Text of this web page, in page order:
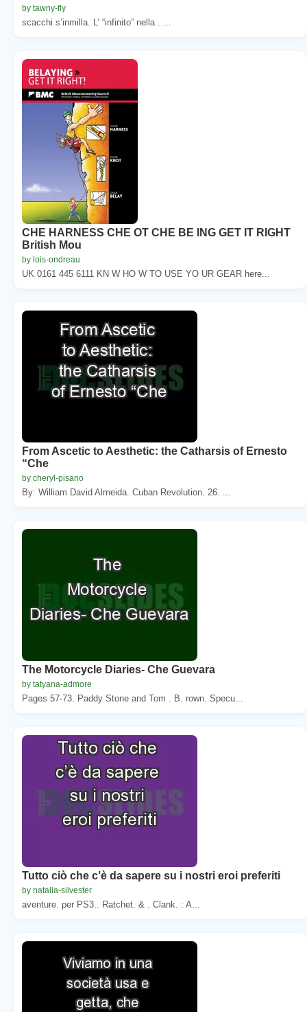
by tawny-fly
scacchi s’inmilla. L’ “infinito” nella . ...
CHE HARNESS CHE OT CHE BE ING GET IT RIGHT
British Mou
by lois-ondreau
UK 0161 445 6111 KN W HO W TO USE YO UR GEAR here...
From Ascetic to Aesthetic: the Catharsis of Ernesto
“Che
by cheryl-pisano
By: William David Almeida. Cuban Revolution. 26. ...
The Motorcycle Diaries- Che Guevara
by tatyana-admore
Pages 57-73. Paddy Stone and Tom . B. rown. Specu...
Tutto ciò che c’è da sapere su i nostri eroi preferiti
by natalia-silvester
aventure. per PS3.. Ratchet. & . Clank. : A...